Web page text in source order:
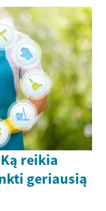
reikia
geriausią